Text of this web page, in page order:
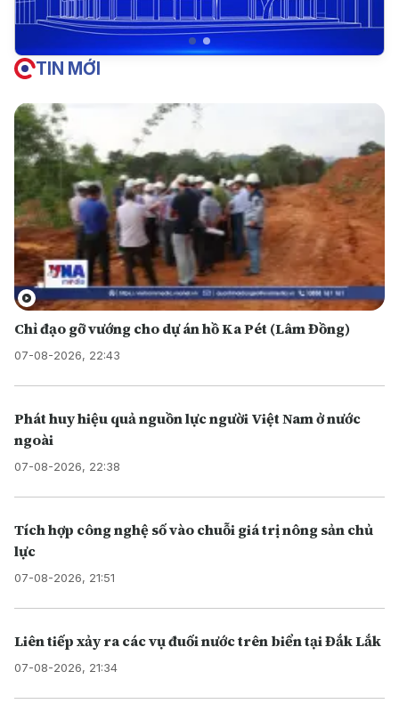
TIN MỚI
Chỉ đạo gỡ vướng cho dự án hồ Ka Pét (Lâm Đồng)
07-08-2026, 22:43
Phát huy hiệu quả nguồn lực người Việt Nam ở nước
ngoài
07-08-2026, 22:38
Tích hợp công nghệ số vào chuỗi giá trị nông sản chủ
lực
07-08-2026, 21:51
Liên tiếp xảy ra các vụ đuối nước trên biển tại Đắk Lắk
07-08-2026, 21:34